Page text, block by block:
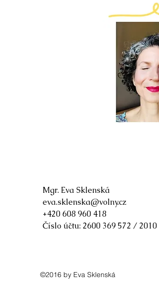
Mgr. Eva Sklenská
eva.sklenska@volny.cz
+420 608 960 418
Číslo účtu: 2600 369 572 / 2010
©2016 by Eva Sklenská